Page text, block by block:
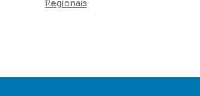
Regionais